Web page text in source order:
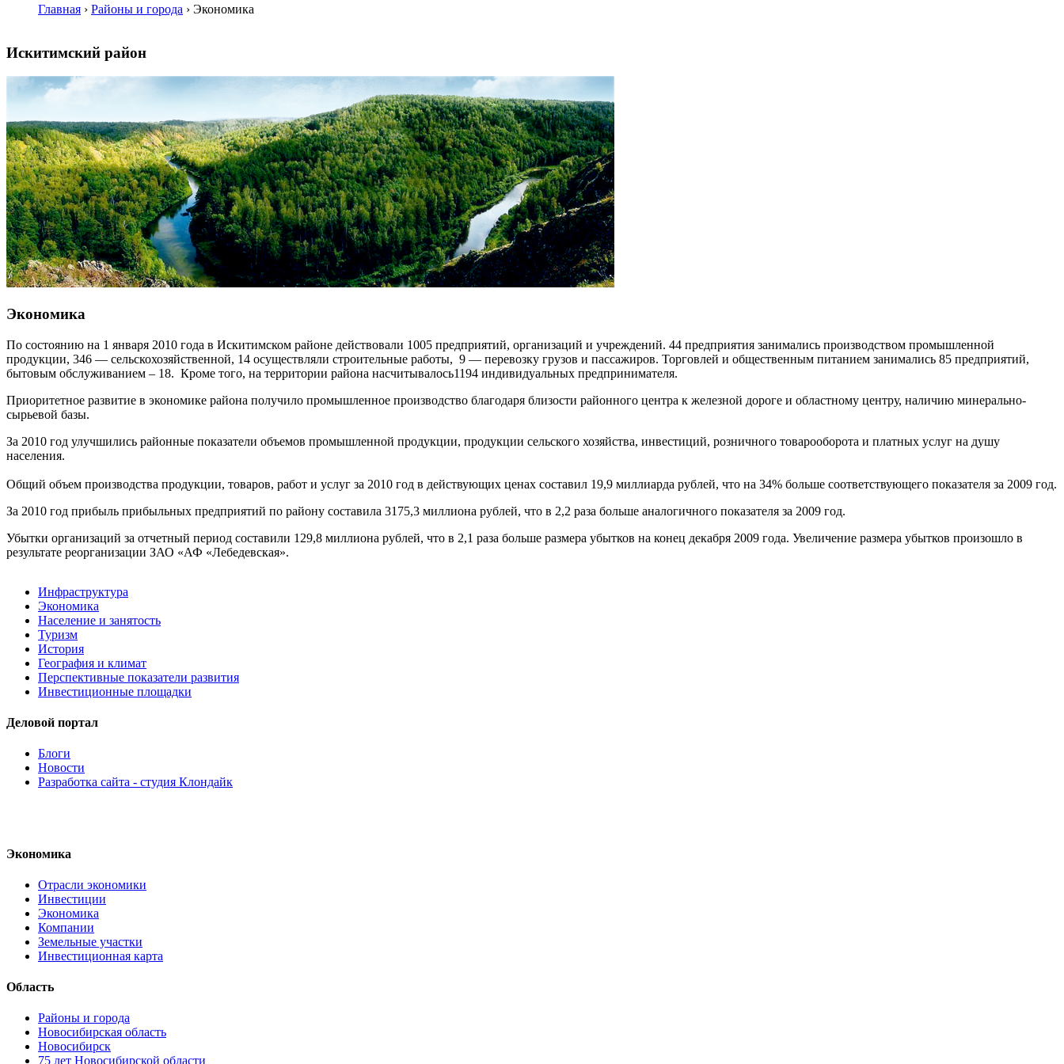
Главная › Районы и города › Экономика
Искитимский район
Экономика
По состоянию на 1 января 2010 года в Искитимском районе действовали 1005 предприятий, организаций и учреждений. 44 предприятия занимались производством промышленной
продукции, 346 — сельскохозяйственной, 14 осуществляли строительные работы, 9 — перевозку грузов и пассажиров. Торговлей и общественным питанием занимались 85 предприятий,
бытовым обслуживанием – 18. Кроме того, на территории района насчитывалось1194 индивидуальных предпринимателя.
Приоритетное развитие в экономике района получило промышленное производство благодаря близости районного центра к железной дороге и областному центру, наличию минерально-
сырьевой базы.
За 2010 год улучшились районные показатели объемов промышленной продукции, продукции сельского хозяйства, инвестиций, розничного товарооборота и платных услуг на душу
населения.
Общий объем производства продукции, товаров, работ и услуг за 2010 год в действующих ценах составил 19,9 миллиарда рублей, что на 34% больше соответствующего показателя за 2009 год.
За 2010 год прибыль прибыльных предприятий по району составила 3175,3 миллиона рублей, что в 2,2 раза больше аналогичного показателя за 2009 год.
Убытки организаций за отчетный период составили 129,8 миллиона рублей, что в 2,1 раза больше размера убытков на конец декабря 2009 года. Увеличение размера убытков произошло в
результате реорганизации ЗАО «АФ «Лебедевская».
Инфраструктура
Экономика
Население и занятость
Туризм
История
География и климат
Перспективные показатели развития
Инвестиционные площадки
Деловой портал
Блоги
Новости
Разработка сайта - студия Клондайк
Экономика
Отрасли экономики
Инвестиции
Экономика
Компании
Земельные участки
Инвестиционная карта
Область
Районы и города
Новосибирская область
Новосибирск
75 лет Новосибирской области